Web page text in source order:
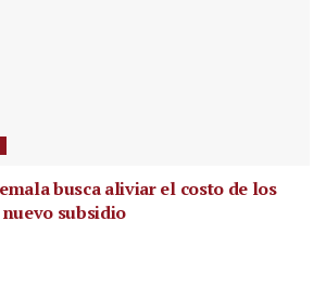
busca aliviar el costo de los
subsidio